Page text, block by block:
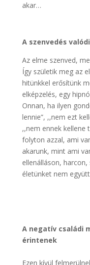
akar…
A szenvedés
Az elme szenved,
Így születik meg az
hitünkkel erősítünk
elképzelés, egy
Onnan, ha ilyen
lennie”, ,,nem ezt
,,nem ennek kellene
folyton azzal, ami
akarunk, mint ami
ellenálláson,
életünket nem
A negatív családi
érintenek
Ezen kívül